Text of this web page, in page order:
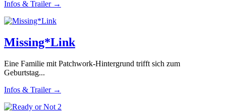
Infos & Trailer →
Missing*Link
Eine Familie mit Patchwork-Hintergrund trifft sich zum
Geburtstag...
Infos & Trailer →